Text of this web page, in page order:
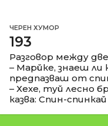
ЧЕРЕН ХУМОР
193
Разговор между
– Марйке, знаеш ли
предпазваш от
– Хехе, туй лесно
казва: Спин-